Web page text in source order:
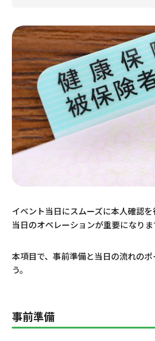
イベント当日にスムーズに本人確認
当日のオペレーションが重要になりま
本項目で、事前準備と当日の流れの
う。
事前準備